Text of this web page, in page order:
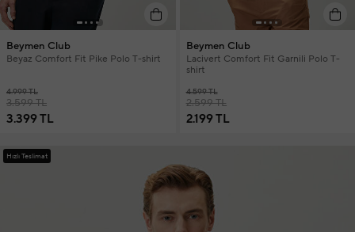
Beymen Club
Beyaz Comfort Fit Pike Polo T-shirt
4.999 TL
3.599 TL
3.399 TL
Beymen Club
Lacivert Comfort Fit Garnili Polo T-
shirt
4.599 TL
2.599 TL
2.199 TL
Hızlı Teslimat